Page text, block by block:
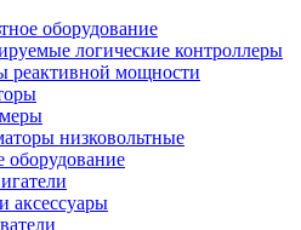
оборудование
логические контроллеры
реактивной мощности
низковольтные
оборудование
аксессуары